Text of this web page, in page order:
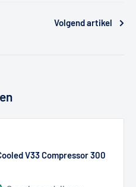
Volgend artikel
V33 Compressor 300